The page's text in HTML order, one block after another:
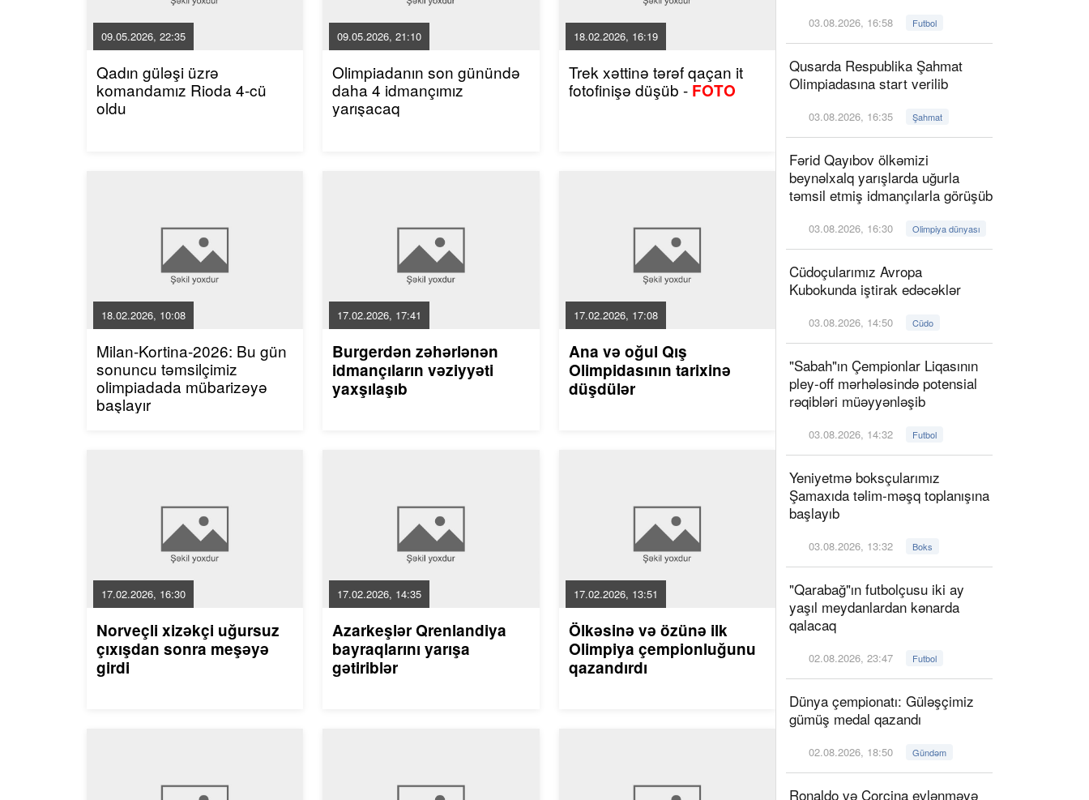
09.05.2026, 22:35
Qadın güləşi üzrə
komandamız Rioda 4-cü
oldu
09.05.2026, 21:10
Olimpiadanın son günündə
daha 4 idmançımız
yarışacaq
18.02.2026, 16:19
Trek xəttinə tərəf qaçan it
fotofinişə düşüb - FOTO
18.02.2026, 10:08
Milan-Kortina-2026: Bu gün
sonuncu təmsilçimiz
olimpiadada mübarizəyə
başlayır
17.02.2026, 17:41
Burgerdən zəhərlənən
idmançıların vəziyyəti
yaxşılaşıb
17.02.2026, 17:08
Ana və oğul Qış
Olimpidasının tarixinə
düşdülər
17.02.2026, 16:30
Norveçli xizəkçi uğursuz
çıxışdan sonra meşəyə
girdi
17.02.2026, 14:35
Azarkeşlər Qrenlandiya
bayraqlarını yarışa
gətiriblər
17.02.2026, 13:51
Ölkəsinə və özünə ilk
Olimpiya çempionluğunu
qazandırdı
03.08.2026, 16:58 Futbol
Qusarda Respublika Şahmat
Olimpiadasına start verilib
03.08.2026, 16:35 Şahmat
Fərid Qayıbov ölkəmizi
beynəlxalq yarışlarda uğurla
təmsil etmiş idmançılarla görüşüb
03.08.2026, 16:30 Olimpiya dünyası
Cüdoçularımız Avropa
Kubokunda iştirak edəcəklər
03.08.2026, 14:50 Cüdo
"Sabah"ın Çempionlar Liqasının
pley-off mərhələsində potensial
rəqibləri müəyyənləşib
03.08.2026, 14:32 Futbol
Yeniyetmə boksçularımız
Şamaxıda təlim-məşq toplanışına
başlayıb
03.08.2026, 13:32 Boks
"Qarabağ"ın futbolçusu iki ay
yaşıl meydanlardan kənarda
qalacaq
02.08.2026, 23:47 Futbol
Dünya çempionatı: Güləşçimiz
gümüş medal qazandı
02.08.2026, 18:50 Gündəm
Ronaldo və Corcina evlənməyə